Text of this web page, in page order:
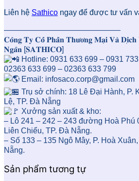
Liên hệ Sathico ngay để được tư vấn
———————————————
𝐂𝐨̂𝐧𝐠 𝐓𝐲 𝐂𝐨̂̉ 𝐏𝐡𝐚̂̀𝐧 𝐓𝐡𝐮̛𝐨̛𝐧𝐠 𝐌𝐚̣𝐢 𝐕𝐚̀ 𝐃𝐢̣𝐜𝐡
𝐍𝐠𝐚̂𝐧 [𝐒𝐀𝐓𝐇𝐈𝐂𝐎]
Hotline: 0931 633 699 – 0931
02363 633 699 – 02363 633 799
Email: infosaco.corp@gmail.com
Trụ sở chính: 18 Lê Đại Hành, P.
Lệ, TP. Đà Nẵng
Xưởng sản xuất & kho:
– Lô 241 – 242 – 243 đường Hoà Phú
Liên Chiểu, TP. Đà Nẵng.
– Số 133 – 135 Ngô Mây, P. Hoà
Nẵng.
Sản phẩm tương tự